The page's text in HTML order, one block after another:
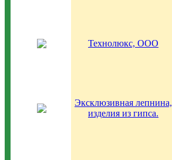
Технолюкс, ООО
Эксклюзивная лепнина,
изделия из гипса.